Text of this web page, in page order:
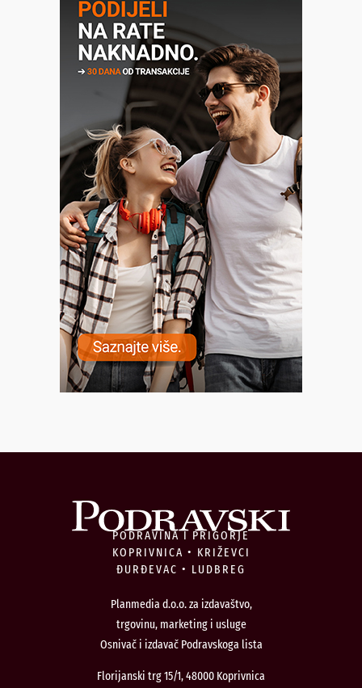
PODRAVINA I PRIGORJE
KOPRIVNICA • KRIŽEVCI
ĐURĐEVAC • LUDBREG
Planmedia d.o.o. za izdavaštvo,
trgovinu, marketing i usluge
Osnivač i izdavač Podravskoga lista
Florijanski trg 15/1, 48000 Koprivnica